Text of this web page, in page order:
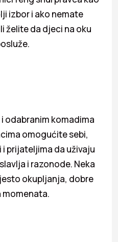
izbor i ako nemate
želite da djeci na oku
odabranim komadima
omogućite sebi,
prijateljima da uživaju
i razonode. Neka
okupljanja, dobre
momenata.